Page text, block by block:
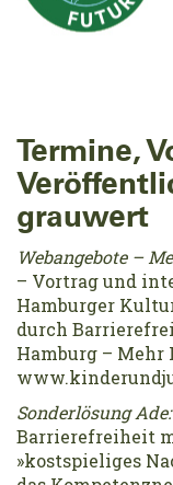
Termine,
grauwert
Webangebote –
– Vortrag und
Hamburger
durch
Hamburg –
Sonderlösung
Barrierefreiheit
»kostspieliges